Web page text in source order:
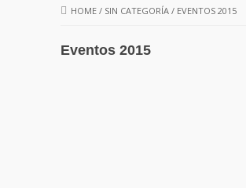
HOME / SIN CATEGORÍA / EVENTOS 2015
Eventos 2015